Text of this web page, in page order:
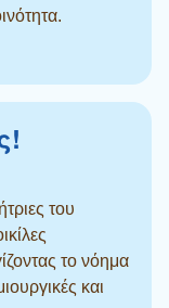
του
το νόημα
και